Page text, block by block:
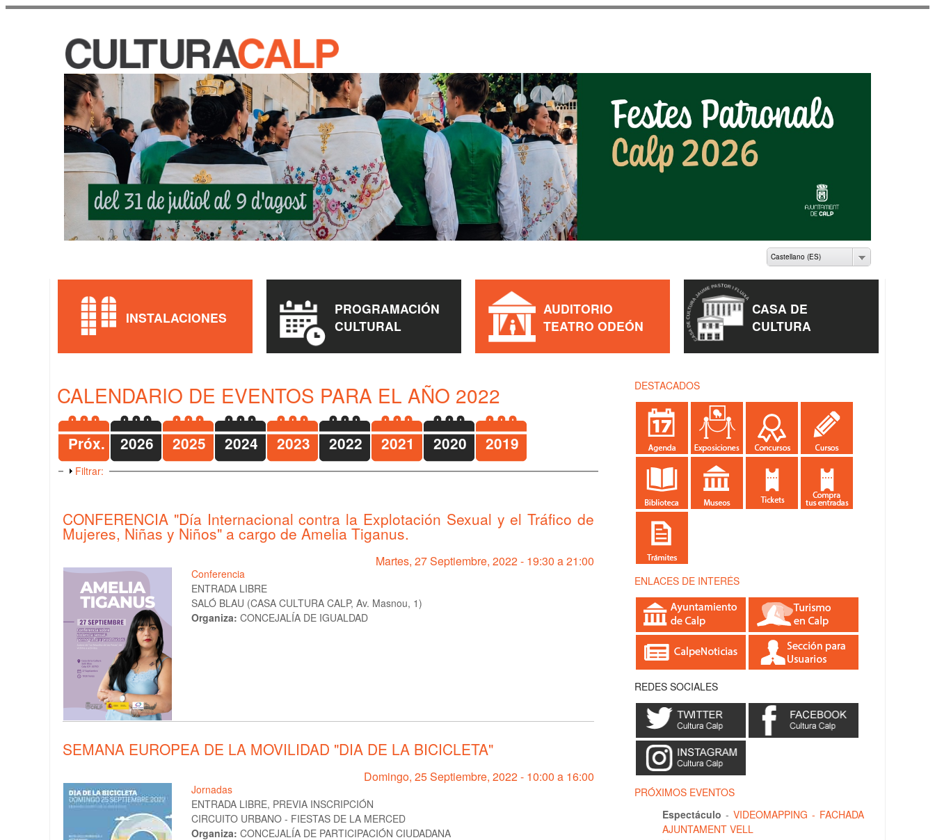
Castellano (ES)
CALENDARIO DE EVENTOS PARA EL AÑO 2022
Próx. 2026 2025 2024 2023 2022 2021 2020 2019
Mostrar
Filtrar:
CONFERENCIA "Día Internacional contra la Explotación Sexual y el Tráfico de
Mujeres, Niñas y Niños" a cargo de Amelia Tiganus.
Martes, 27 Septiembre, 2022 - 19:30 a21:00
Conferencia
ENTRADA LIBRE
SALÓ BLAU (CASA CULTURA CALP, Av. Masnou, 1)
Organiza: CONCEJALÍA DE IGUALDAD
SEMANA EUROPEA DE LA MOVILIDAD "DIA DE LA BICICLETA"
Domingo, 25 Septiembre, 2022 - 10:00 a 16:00
Jornadas
ENTRADA LIBRE, PREVIA INSCRIPCIÓN
CIRCUITO URBANO - FIESTAS DE LA MERCED
Organiza: CONCEJALÍA DE PARTICIPACIÓN CIUDADANA
DESTACADOS
ENLACES DE INTERÉS
REDES SOCIALES
PRÓXIMOS EVENTOS
Espectáculo - VIDEOMAPPING - FACHADA
AJUNTAMENT VELL
INSTALACIONES
PROGRAMACIÓN
CULTURAL
AUDITORIO
TEATRO ODEÓN
CASA DE
CULTURA